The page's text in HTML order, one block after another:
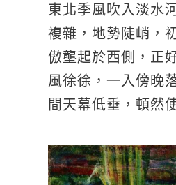
東北季風吹入淡水
複雜，地勢陡峭，
傲壟起於西側，正
風徐徐，一入傍晚
間天幕低垂，頓然